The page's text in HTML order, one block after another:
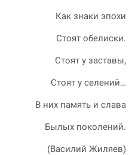
Как знаки эпохи
Стоят обелиски.
Стоят у заставы,
Стоят у селений…
В них память и слава
Былых поколений.
(Василий Жиляев)